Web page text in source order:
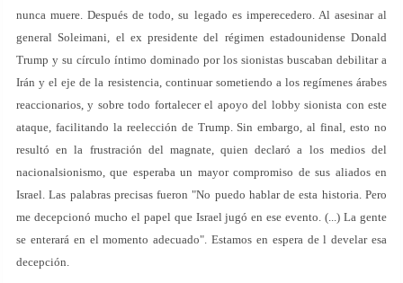
nunca muere. Después de todo, su legado es imperecedero. Al asesinar al
general Soleimani, el ex presidente del régimen estadounidense Donald
Trump y su círculo íntimo dominado por los sionistas buscaban debilitar a
Irán y el eje de la resistencia, continuar sometiendo a los regímenes árabes
reaccionarios, y sobre todo fortalecer el apoyo del lobby sionista con este
ataque, facilitando la reelección de Trump. Sin embargo, al final, esto no
resultó en la frustración del magnate, quien declaró a los medios del
nacionalsionismo, que esperaba un mayor compromiso de sus aliados en
Israel. Las palabras precisas fueron "No puedo hablar de esta historia. Pero
me decepcionó mucho el papel que Israel jugó en ese evento. (...) La gente
se enterará en el momento adecuado". Estamos en espera de l develar esa
decepción.